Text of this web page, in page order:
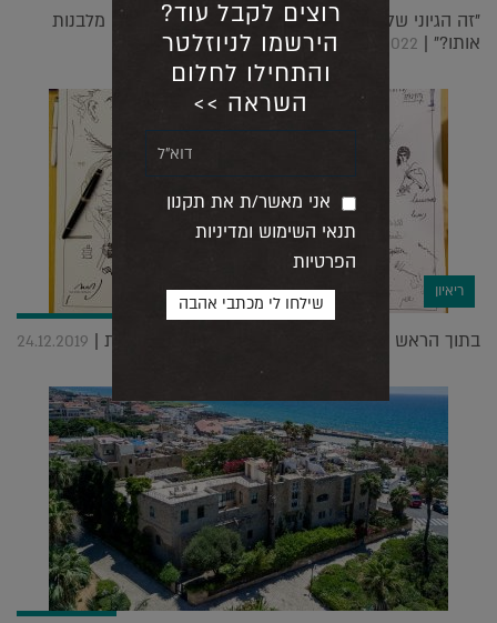
"זה הגיוני שלהוציא היתר בנייה לבניין לוקח יותר זמן מלבנות
אותו?" | 30.11.2022
ריאיון
בתוך הראש של האדריכל אילן פיבקו. ריאיון בתמונות | 24.12.2019
רוצים לקבל עוד?
הירשמו לניוזלטר
והתחילו לחלום
השראה >>
אני מאשר/ת את תקנון
תנאי השימוש ומדיניות
הפרטיות